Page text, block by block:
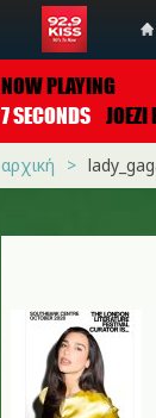
NOW PLAYING
7 SECONDS JOEZI
αρχική